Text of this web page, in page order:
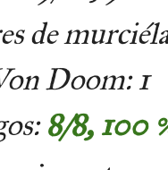
de
Doom: 1
8/8, 100